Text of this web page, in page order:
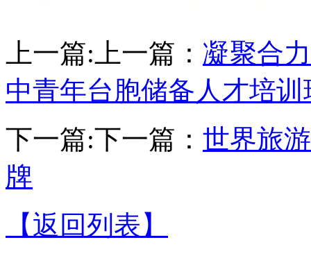
上一篇: 上一篇： 凝聚合
中青年台胞储备人才培训
下一篇:下一篇： 世界旅
牌
【返回列表】